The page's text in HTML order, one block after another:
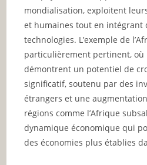
mondialisation, exploitent
et humaines tout en intégrant
technologies. L’exemple de
particulièrement pertinent, où
démontrent un potentiel de
significatif, soutenu par des
étrangers et une
régions comme l’Afrique
dynamique économique qui
des économies plus établies